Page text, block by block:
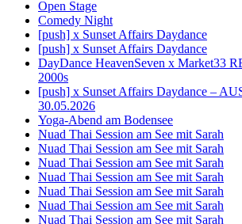
Open Stage
Comedy Night
[push] x Sunset Affairs Daydance
[push] x Sunset Affairs Daydance
DayDance HeavenSeven x Market33
2000s
[push] x Sunset Affairs Daydance –
30.05.2026
Yoga-Abend am Bodensee
Nuad Thai Session am See mit Sarah
Nuad Thai Session am See mit Sarah
Nuad Thai Session am See mit Sarah
Nuad Thai Session am See mit Sarah
Nuad Thai Session am See mit Sarah
Nuad Thai Session am See mit Sarah
Nuad Thai Session am See mit Sarah